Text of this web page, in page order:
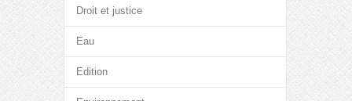
Droit et justice
Eau
Edition